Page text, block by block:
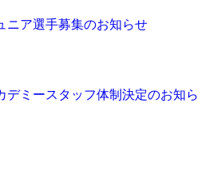
ニア選手募集のお知らせ
デミースタッフ体制決定のお知ら